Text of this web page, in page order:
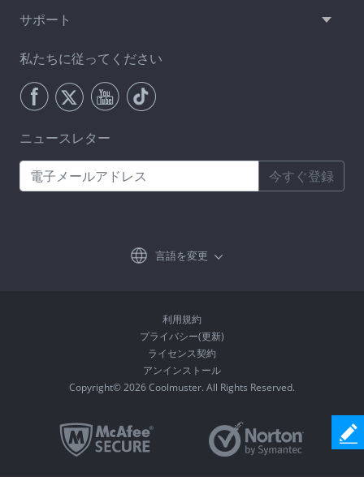
サポート
私たちに従ってください
ニュースレター
今すぐ登録
言語を変更
利用規約
プライバシー(更新)
ライセンス契約
アンインストール
Copyright© 2026 Coolmuster. All Rights Reserved.